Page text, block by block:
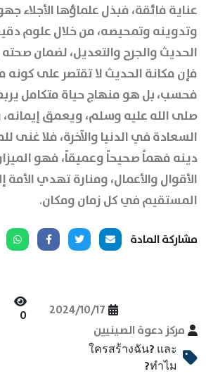
عناية فائقة، فبذل علماؤها الأجلاء
وتدوينه وتمحيصه، من خلال علوم
الحديث والجرح والتعديل، لضمان صحته
فإن مكانة الحديث لا تقتصر على كونه
فحسب، بل هو منهاج حياة متكامل
صلى الله عليه وسلم، ويعمق
السعادة في الدنيا والآخرة، فلا
دينه فهماً صحيحاً وعميقاً، فهو
الأقوال والأعمال، ومنارة تهدي الأمة
المستقيم في كل زمان ومكان.
مشاركة المادة
مركز دعوة الصينيين
2024/10/17
0
ใครสร้างฉัน? และ
ทำไม?